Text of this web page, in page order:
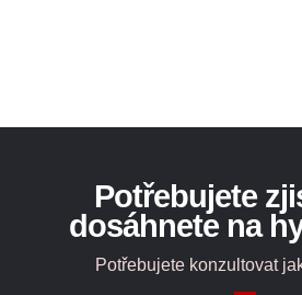
Potřebujete
dosáhnete na
Potřebujete konzultovat